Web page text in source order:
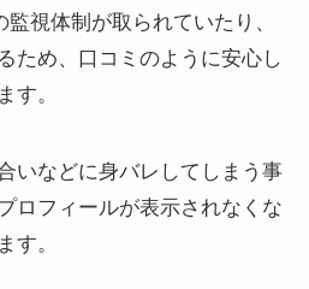
視体制が取られていたり、
ため、口コミのように安心し
す。
いなどに身バレしてしまう事
ロフィールが表示されなくな
す。